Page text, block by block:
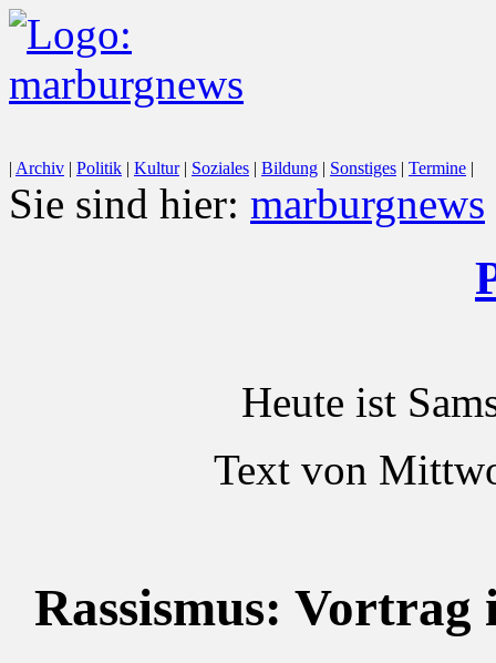
| Archiv | Politik | Kultur| Soziales | Bildung | Sonstiges | Termine |
Sie sind hier: marburgnews
Heute ist
Text von
Rassismus: